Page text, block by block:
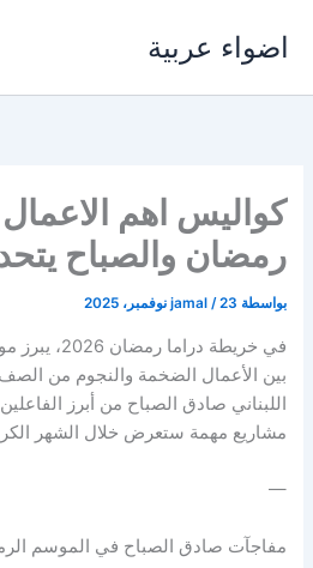
اضواء عربية
كواليس اهم
رمضان والصباح
بواسطة jamal /23 نوفمبر، 2025
في خريطة
بين الأعمال الضخمة والنجوم من الصف
اللبناني صادق الصباح من أبرز
مشاريع مهمة ستعرض خلال الشهر
—
مفاجآت صادق الصباح في الموسم